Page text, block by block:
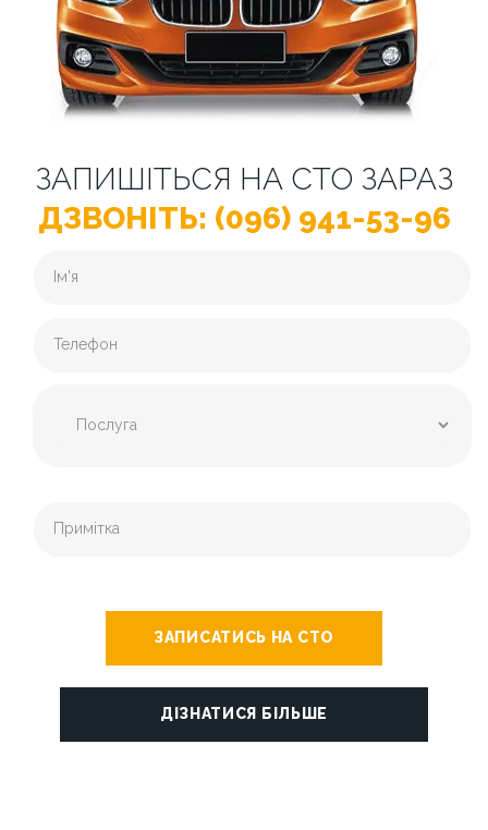
ЗАПИШІТЬСЯ НА СТО ЗАРАЗ
ДЗВОНІТЬ: (096) 941-53-96
ЗАПИСАТИСЬ НА СТО
ДІЗНАТИСЯ БІЛЬШЕ